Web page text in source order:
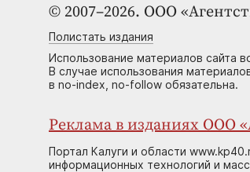
© 2007–2026. ООО
Полистать издания
Использование материалов сайта
В случае использования
в no-index, no-follow обязательна.
Реклама в изданиях ООО
Портал Калуги и области
информационных технологий и